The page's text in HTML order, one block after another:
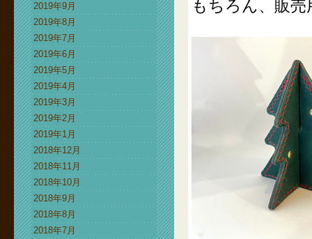
2019年9月
2019年8月
2019年7月
2019年6月
2019年5月
2019年4月
2019年3月
2019年2月
2019年1月
2018年12月
2018年11月
2018年10月
2018年9月
2018年8月
2018年7月
もちろん、販売